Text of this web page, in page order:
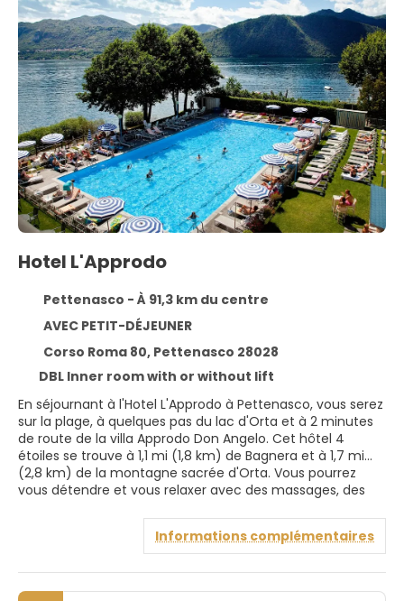
Hotel L'Approdo
Pettenasco - À 91,3 km du centre
AVEC PETIT-DÉJEUNER
Corso Roma 80, Pettenasco 28028
DBL Inner room with or without lift
En séjournant à l'Hotel L'Approdo à Pettenasco, vous serez
sur la plage, à quelques pas du lac d'Orta et à 2 minutes
de route de la villa Approdo Don Angelo. Cet hôtel 4
étoiles se trouve à 1,1 mi (1,8 km) de Bagnera et à 1,7 mi
(2,8 km) de la montagne sacrée d'Orta. Vous pourrez
vous détendre et vous relaxer avec des massages, des
profiter d'équipements de loisirs tels qu'une piscine
extérieure, un court de tennis extérieur et un sauna. Les
autres caractéristiques de cet hôtel comprennent l'accès
Internet sans fil gratuit, des services de conciergerie et
des services de mariage. Les clients peuvent se déplacer
Informations complémentaires